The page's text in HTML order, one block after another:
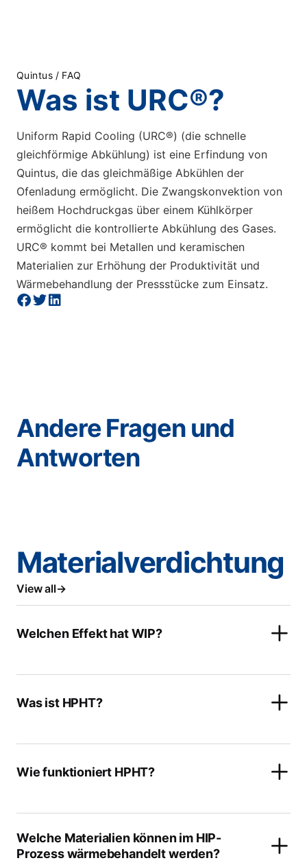
Quintus / FAQ
Was ist URC®?
Uniform Rapid Cooling (URC®) (die schnelle
gleichförmige Abkühlung) ist eine Erfindung von
Quintus, die das gleichmäßige Abkühlen der
Ofenladung ermöglicht. Die Zwangskonvektion von
heißem Hochdruckgas über einem Kühlkörper
ermöglicht die kontrollierte Abkühlung des Gases.
URC® kommt bei Metallen und keramischen
Materialien zur Erhöhung der Produktivität und
Wärmebehandlung der Pressstücke zum Einsatz.
Andere Fragen und
Antworten
Materialverdichtung
View all
Welchen Effekt hat WIP?
Was ist HPHT?
Wie funktioniert HPHT?
Welche Materialien können im HIP-
Prozess wärmebehandelt werden?